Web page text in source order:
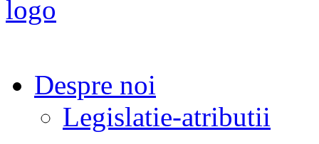
Despre noi
Legislatie-atributii